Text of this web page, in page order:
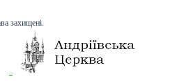
захищені.